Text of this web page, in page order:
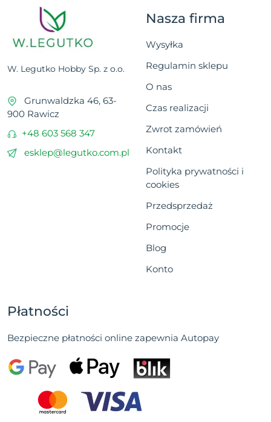
W. Legutko Hobby Sp. z o.o.
Grunwaldzka 46, 63-
900 Rawicz
+48 603 568 347
esklep@legutko.com.pl
Nasza firma
Wysyłka
Regulamin sklepu
O nas
Czas realizacji
Zwrot zamówień
Kontakt
Polityka prywatności i
cookies
Przedsprzedaż
Promocje
Blog
Konto
Płatności
Bezpieczne płatności online zapewnia Autopay